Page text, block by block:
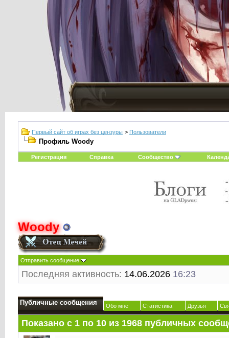
Первый сайт об играх без цензуры > Пользователи
Профиль Woody
Регистрация Справка Сообщество
Woody
Отправить сообщение
Последняя активность: 14.06.2026 16:23
Публичные сообщения Обо мне Статистика Друзья
Показано с 1 по 10из 1968публичных